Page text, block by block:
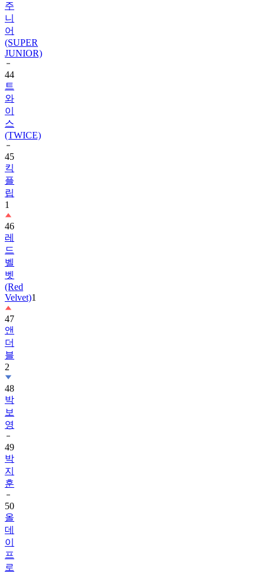
주
니
어
(SUPER
JUNIOR)
44
트
와
이
스
(TWICE)
45
킥
플
립
1
46
레
드
벨
벳
(Red
Velvet)1
47
앤
더
블
2
48
박
보
영
49
박
지
훈
50
올
데
이
프
로